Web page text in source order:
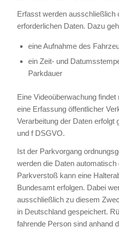
Erfasst werden ausschließlich
erforderlichen Daten. Dazu
eine Aufnahme des
ein Zeit- und
Parkdauer
Eine Videoüberwachung
eine Erfassung öffentlicher
Verarbeitung der Daten erfolgt
und f DSGVO.
Ist der Parkvorgang
werden die Daten
Parkverstoß kann eine
Bundesamt erfolgen. Dabei
ausschließlich zu diesem
in Deutschland gespeichert.
fahrende Person sind anhand